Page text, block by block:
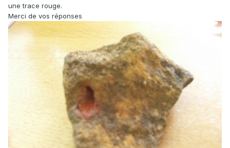
une trace rouge.
Merci de vos réponses